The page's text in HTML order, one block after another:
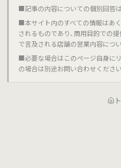
■記事の内容についての個別回答
■本サイト内のすべての情報はあ
されるものであり､商用目的での
で言及される店舗の営業内容につ
■必要な場合はこのページ自身に
の場合は別途お問い合わせくださ